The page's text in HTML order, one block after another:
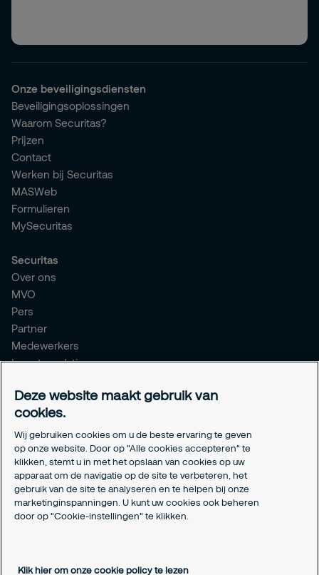
Onze beveiligingsdiensten
Beveiligingsoplossingen
Waarom Securitas?
Prijzen
Contact
Werken bij Securitas
MASWeb
Formulieren
MySecuritas
Securitas
Over ons
MVO
Pers
Partner
Medewerkers
Investor relations
Certificeringen
Aanmeldformulieren installatiepartners
Juridisch
Privacyverklaring
Algemene voorwaarden
Responsible disclosure
Cookie-instellingen
Deze website maakt gebruik van
cookies.
Wij gebruiken cookies om u de beste ervaring te geven
op onze website. Door op "Alle cookies accepteren" te
klikken, stemt u in met het opslaan van cookies op uw
apparaat om de navigatie op de site te verbeteren, het
gebruik van de site te analyseren en te helpen bij onze
marketinginspanningen. U kunt uw cookies ook beheren
door op "Cookie-instellingen" te klikken.
Klik hier om onze cookie policy te lezen